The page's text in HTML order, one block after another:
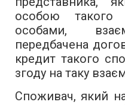
особою такого
особами,
передбачена
кредит такого
згоду на таку
Споживач, який